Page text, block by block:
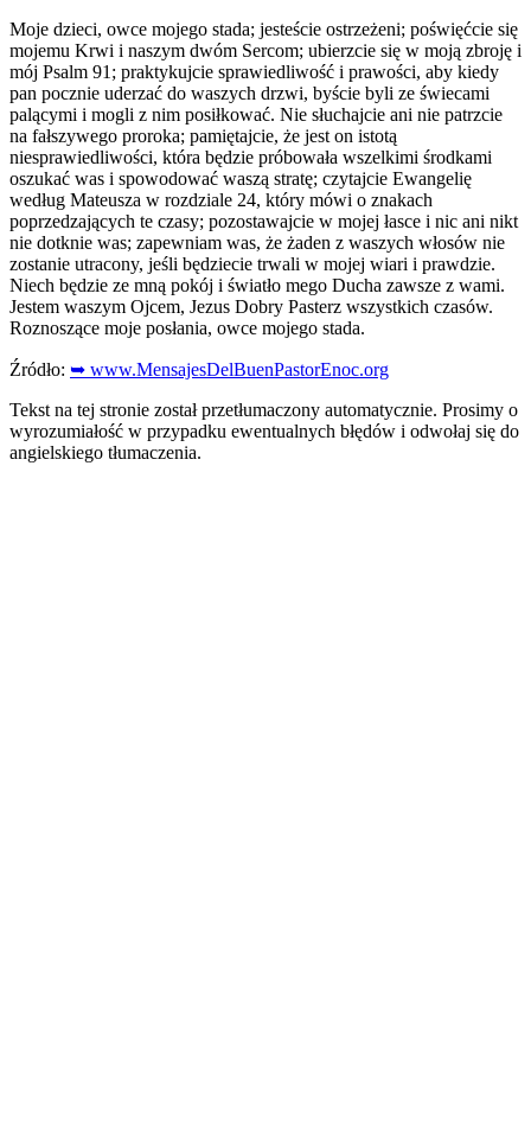
Moje dzieci, owce mojego stada; jesteście ostrzeżeni; poświęćcie się
mojemu Krwi i naszym dwóm Sercom; ubierzcie się w moją zbroję i
mój Psalm 91; praktykujcie sprawiedliwość i prawości, aby kiedy
pan pocznie uderzać do waszych drzwi, byście byli ze świecami
palącymi i mogli z nim posiłkować. Nie słuchajcie ani nie patrzcie
na fałszywego proroka; pamiętajcie, że jest on istotą
niesprawiedliwości, która będzie próbowała wszelkimi środkami
oszukać was i spowodować waszą stratę; czytajcie Ewangelię
według Mateusza w rozdziale 24, który mówi o znakach
poprzedzających te czasy; pozostawajcie w mojej łasce i nic ani nikt
nie dotknie was; zapewniam was, że żaden z waszych włosów nie
zostanie utracony, jeśli będziecie trwali w mojej wiari i prawdzie.
Niech będzie ze mną pokój i światło mego Ducha zawsze z wami.
Jestem waszym Ojcem, Jezus Dobry Pasterz wszystkich czasów.
Roznoszące moje posłania, owce mojego stada.
Źródło: ➥ www.MensajesDelBuenPastorEnoc.org
Tekst na tej stronie został przetłumaczony automatycznie. Prosimy o
wyrozumiałość w przypadku ewentualnych błędów i odwołaj się do
angielskiego tłumaczenia.